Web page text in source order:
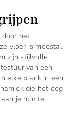
door het
vloer is meestal
zijn stijlvolle
van een
elke plank in een
die het oog
je ruimte.